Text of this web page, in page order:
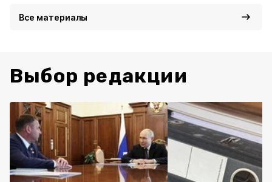
Все материалы
Выбор редакции